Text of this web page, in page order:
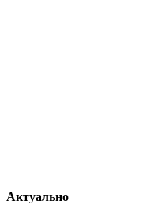
Актуально